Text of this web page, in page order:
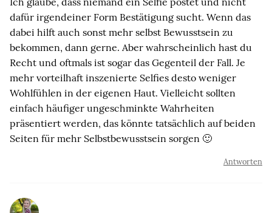
dafür irgendeiner Form Bestätigung sucht. Wenn das
dabei hilft auch sonst mehr selbst Bewusstsein zu
bekommen, dann gerne. Aber wahrscheinlich hast du
Recht und oftmals ist sogar das Gegenteil der Fall. Je
mehr vorteilhaft inszenierte Selfies desto weniger
Wohlfühlen in der eigenen Haut. Vielleicht sollten
einfach häufiger ungeschminkte Wahrheiten
präsentiert werden, das könnte tatsächlich auf beiden
Seiten für mehr Selbstbewusstsein sorgen 🙂
Antworten